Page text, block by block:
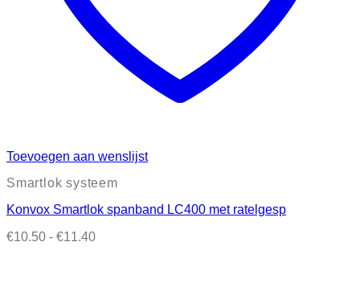
Toevoegen aan wenslijst
Smartlok systeem
Konvox Smartlok spanband LC400 met ratelgesp
€10.50 - €11.40Prijsklasse: